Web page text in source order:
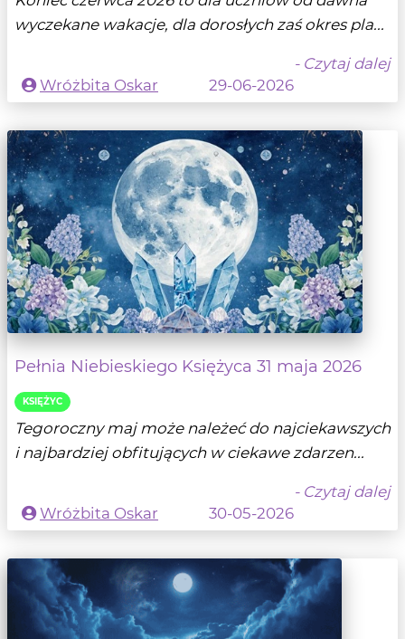
wyczekane wakacje, dla dorosłych zaś okres pla...
- Czytaj dalej
Wróżbita Oskar
29-06-2026
Pełnia Niebieskiego Księżyca 31 maja 2026
KSIĘŻYC
Tegoroczny maj może należeć do najciekawszych
i najbardziej obfitujących w ciekawe zdarzen...
- Czytaj dalej
Wróżbita Oskar
30-05-2026